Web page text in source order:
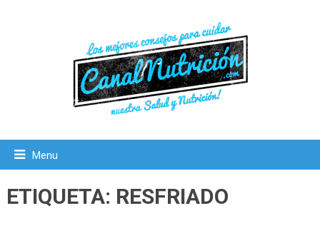
Menu
ETIQUETA: RESFRIADO